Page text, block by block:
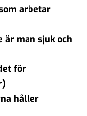
arbetar
är man sjuk och
för
håller